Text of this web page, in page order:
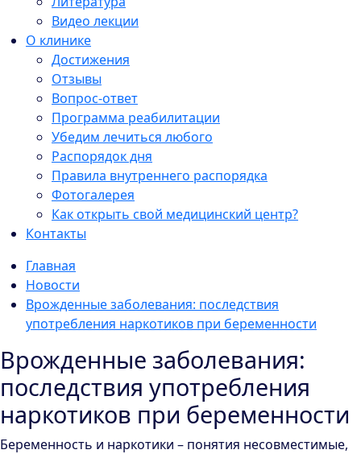
Видео лекции
О клинике
Достижения
Отзывы
Вопрос-ответ
Программа реабилитации
Убедим лечиться любого
Распорядок дня
Правила внутреннего распорядка
Фотогалерея
Как открыть свой медицинский центр?
Контакты
Главная
Новости
Врожденные заболевания: последствия
употребления наркотиков при беременности
Врожденные заболевания:
последствия употребления
наркотиков при беременности
Беременность и наркотики – понятия несовместимые,